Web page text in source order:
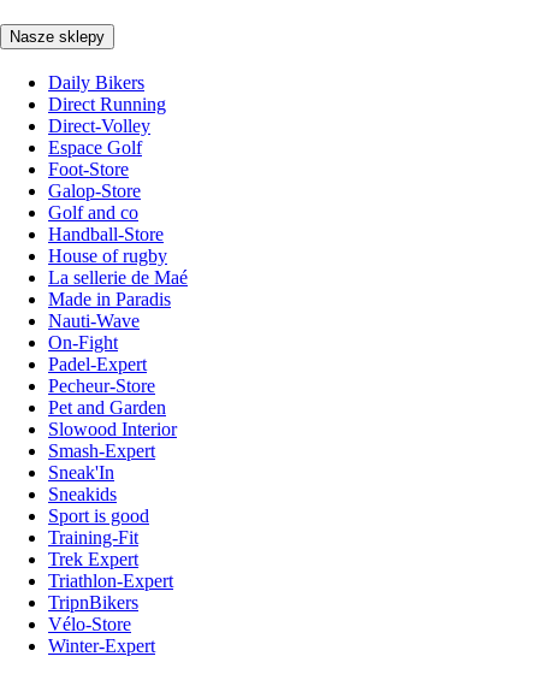
Nasze sklepy
Daily Bikers
Direct Running
Direct-Volley
Espace Golf
Foot-Store
Galop-Store
Golf and co
Handball-Store
House of rugby
La sellerie de Maé
Made in Paradis
Nauti-Wave
On-Fight
Padel-Expert
Pecheur-Store
Pet and Garden
Slowood Interior
Smash-Expert
Sneak'In
Sneakids
Sport is good
Training-Fit
Trek Expert
Triathlon-Expert
TripnBikers
Vélo-Store
Winter-Expert